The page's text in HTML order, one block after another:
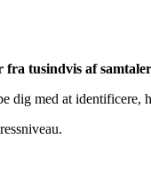
fra tusindvis af samtaler
dig med at